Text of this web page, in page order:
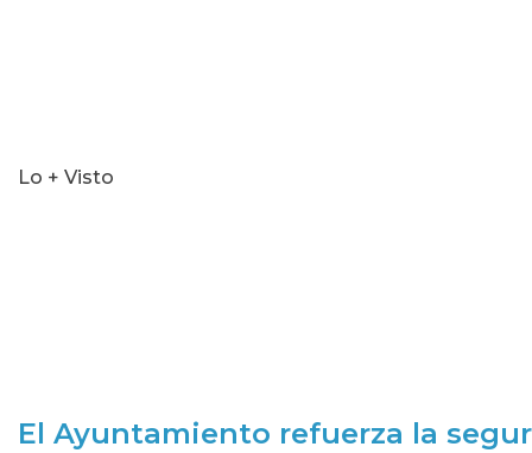
Lo + Visto
El Ayuntamiento refuerza la